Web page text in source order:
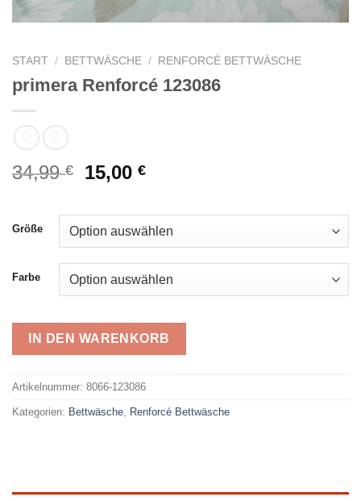
START / BETTWÄSCHE / RENFORCÉ BETTWÄSCHE
primera Renforcé 123086
34,99€
Ursprünglicher
war:
34,99 €
15,00€Aktueller
ist:
15,00 €.
Größe
Farbe
IN DEN WARENKORB
Artikelnummer: 8066-123086
Kategorien: Bettwäsche, Renforcé Bettwäsche